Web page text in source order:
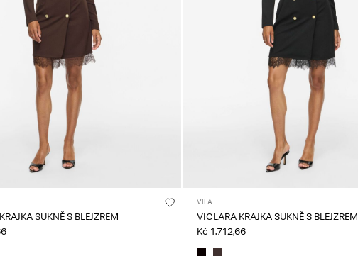
SUKNĚ S BLEJZREM
VILA
VICLARA KRAJKA SUKNĚ S BLEJZREM
Kč 1.712,66